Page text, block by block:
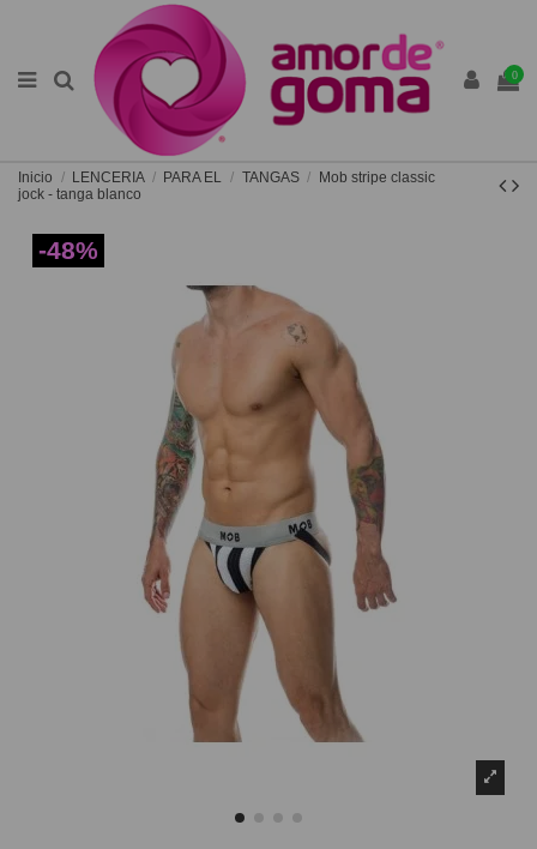
0
Inicio LENCERIA PARA EL TANGAS
Mob stripe classic
jock - tanga blanco
-48%